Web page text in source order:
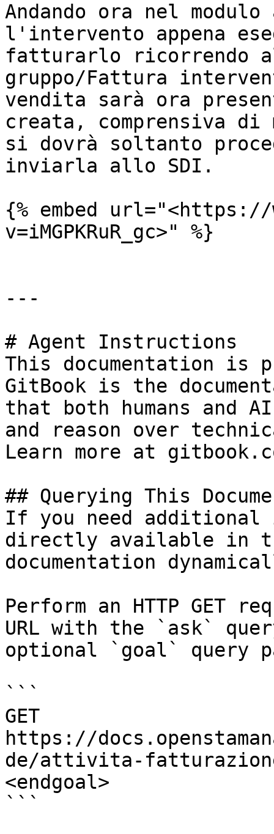
Andando ora nel
l'intervento appena
fatturarlo ricorrendo
gruppo/Fattura
vendita sarà ora
creata, comprensiva di
si dovrà soltanto
inviarla allo SDI.
{% embed url="<https://
v=iMGPKRuR_gc>" %}
---
# Agent Instructions
This documentation is
GitBook is the
that both humans and
and reason over
Learn more at
## Querying This
If you need
directly available in
documentation
Perform an HTTP GET
URL with the `ask`
optional `goal` query
```
GET
https://
de/attivita-
<endgoal>
```